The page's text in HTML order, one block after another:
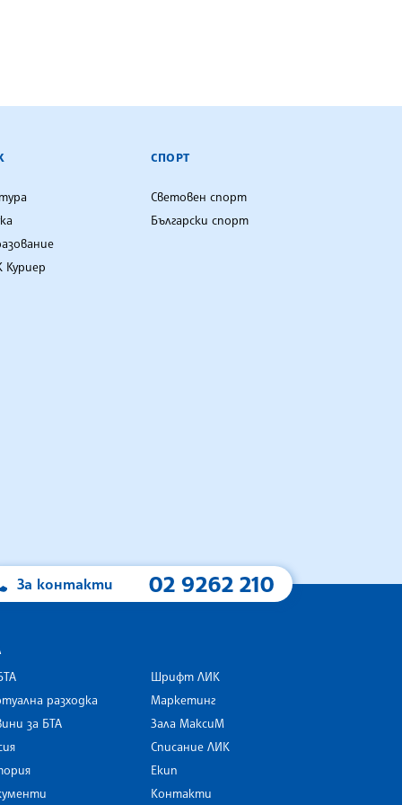
Куриер
СПОРТ
Световен спорт
Български спорт
За контакти 02 9262 210
разходка
за БТА
Шрифт ЛИК
Маркетинг
Зала МаксиМ
Списание ЛИК
Екип
Контакти